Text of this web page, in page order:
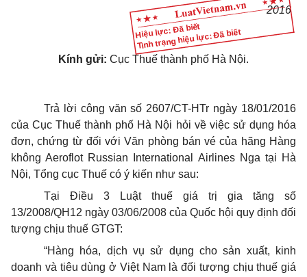
Hiệu lực: Đã biết
Tình trạng hiệu lực: Đã biết
2016
Kính gửi: Cục Thuế thành phố Hà Nội.
Trả lời công văn số 2607/CT-HTr ngày 18/01/2016
của Cục Thuế thành phố Hà Nội hỏi về việc sử dụng hóa
đơn, chứng từ đối với Văn phòng bán vé của hãng Hàng
không Aeroflot Russian International Airlines Nga tại Hà
Nội, Tổng cục Thuế có ý kiến như sau:
Tại Điều 3 Luật thuế giá trị gia tăng số
13/2008/QH12 ngày 03/06/2008 của Quốc hội quy định đối
tượng chịu thuế GTGT:
“Hàng hóa, dịch vụ sử dụng cho sản xuất, kinh
doanh và tiêu dùng ở Việt Nam là đối tượng chịu thuế giá